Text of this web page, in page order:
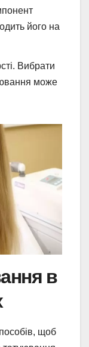
його на
Вибрати
може
в
щоб